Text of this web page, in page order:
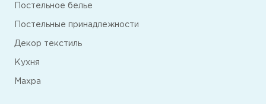
Постельное белье
Постельные принадлежности
Декор текстиль
Кухня
Махра